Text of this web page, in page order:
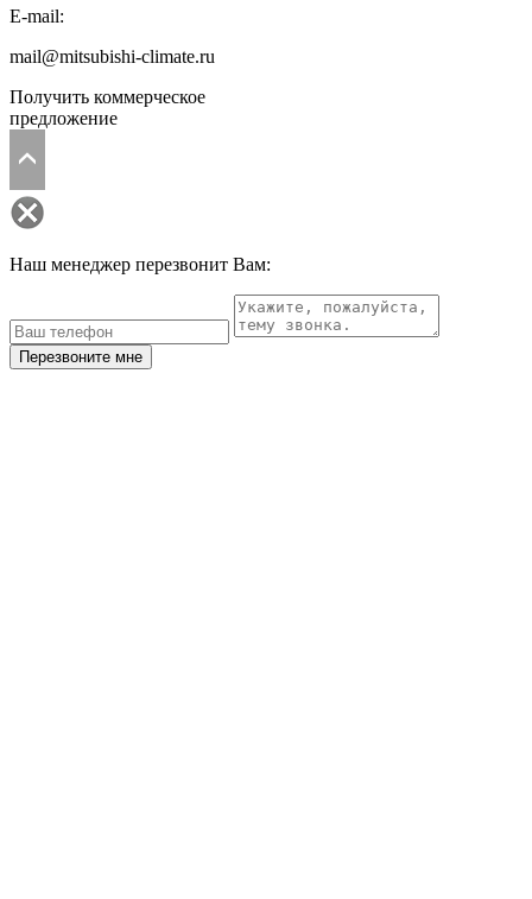
E-mail:
mail@mitsubishi-climate.ru
Получить коммерческое
предложение
Наш менеджер перезвонит Вам:
Перезвоните мне